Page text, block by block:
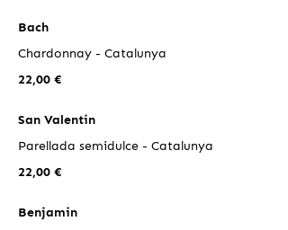
Bach
Chardonnay - Catalunya
22,00 €
San Valentin
Parellada semidulce - Catalunya
22,00 €
Benjamin